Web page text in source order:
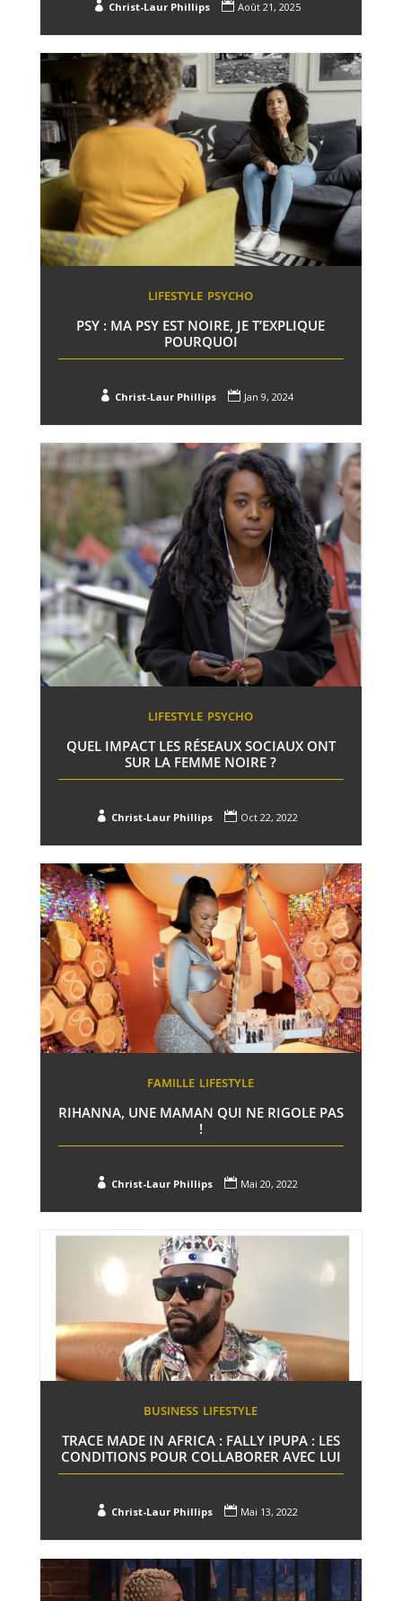
 Christ-Laur Phillips  Août 21, 2025
LIFESTYLE PSYCHO
PSY : MA PSY EST NOIRE, JE T’EXPLIQUE
POURQUOI
 Christ-Laur Phillips  Jan 9, 2024
LIFESTYLE PSYCHO
QUEL IMPACT LES RÉSEAUX SOCIAUX ONT
SUR LA FEMME NOIRE ?
 Christ-Laur Phillips  Oct 22, 2022
FAMILLE LIFESTYLE
RIHANNA, UNE MAMAN QUI NE RIGOLE PAS
!
 Christ-Laur Phillips  Mai 20, 2022
BUSINESS LIFESTYLE
TRACE MADE IN AFRICA : FALLY IPUPA : LES
CONDITIONS POUR COLLABORER AVEC LUI
 Christ-Laur Phillips  Mai 13, 2022